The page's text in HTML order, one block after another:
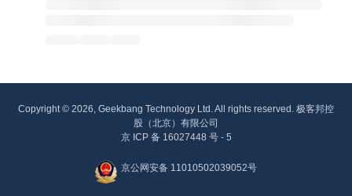
Copyright © 2026, Geekbang Technology Ltd. All rights reserved. 极客邦控
股（北京）有限公司
京 ICP 备 16027448 号 - 5
京公网安备 11010502039052号